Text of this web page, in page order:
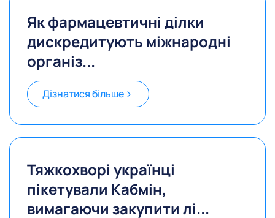
Як фармацевтичні ділки
дискредитують міжнародні
організ...
Дізнатися більше
Тяжкохворі українці
пікетували Кабмін,
вимагаючи закупити лі...